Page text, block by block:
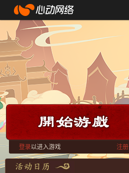
登录以进入游戏 注册